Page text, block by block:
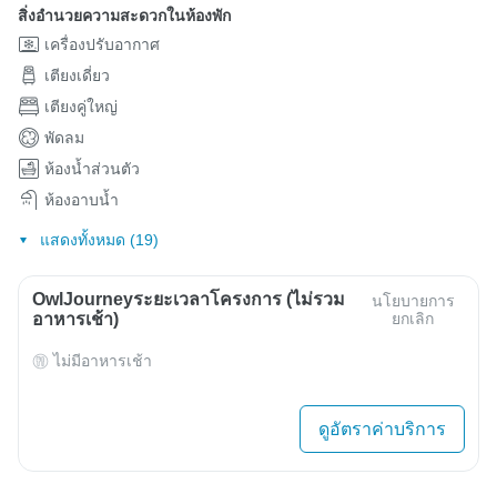
สิ่งอำนวยความสะดวกในห้องพัก
เครื่องปรับอากาศ
เตียงเดี่ยว
เตียงคู่ใหญ่
พัดลม
ห้องน้ำส่วนตัว
ห้องอาบน้ำ
แสดงทั้งหมด (19)
OwlJourneyระยะเวลาโครงการ (ไม่รวม
อาหารเช้า)
นโยบายการ
ยกเลิก
ไม่มีอาหารเช้า
ดูอัตราค่าบริการ